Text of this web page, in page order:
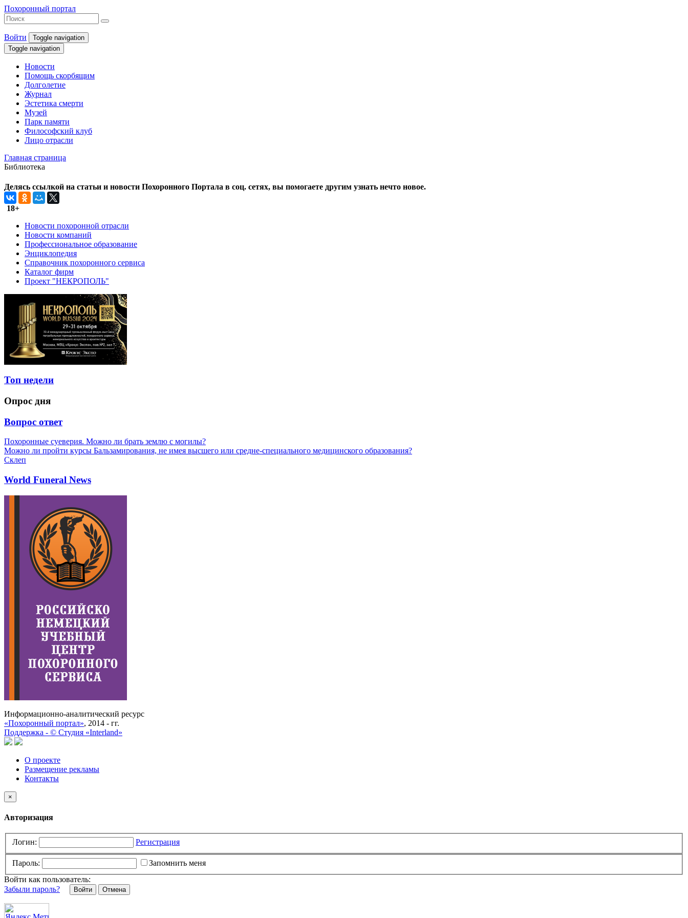
Похоронный портал
Войти
Toggle navigation
Toggle navigation
Новости
Помощь скорбящим
Долголетие
Журнал
Эстетика смерти
Музей
Парк памяти
Философский клуб
Лицо отрасли
Главная страница
Библиотека
Делясь ссылкой на статьи и новости Похоронного Портала в соц. сетях, вы помогаете другим узнать нечто новое.
18+
Новости похоронной отрасли
Новости компаний
Профессиональное образование
Энциклопедия
Справочник похоронного сервиса
Каталог фирм
Проект "НЕКРОПОЛЬ"
Топ недели
Опрос дня
Вопрос ответ
Похоронные суеверия. Можно ли брать землю с могилы?
Можно ли пройти курсы Бальзамирования, не имея высшего или средне-специального медицинского образования?
Склеп
World Funeral News
Информационно-аналитический ресурс
«Похоронный портал», 2014 - гг.
Поддержка - © Cтудия «Interland»
О проекте
Размещение рекламы
Контакты
×
Авторизация
Логин: Регистрация
Пароль:
Запомнить меня
Войти как пользователь:
Забыли пароль?
Отмена